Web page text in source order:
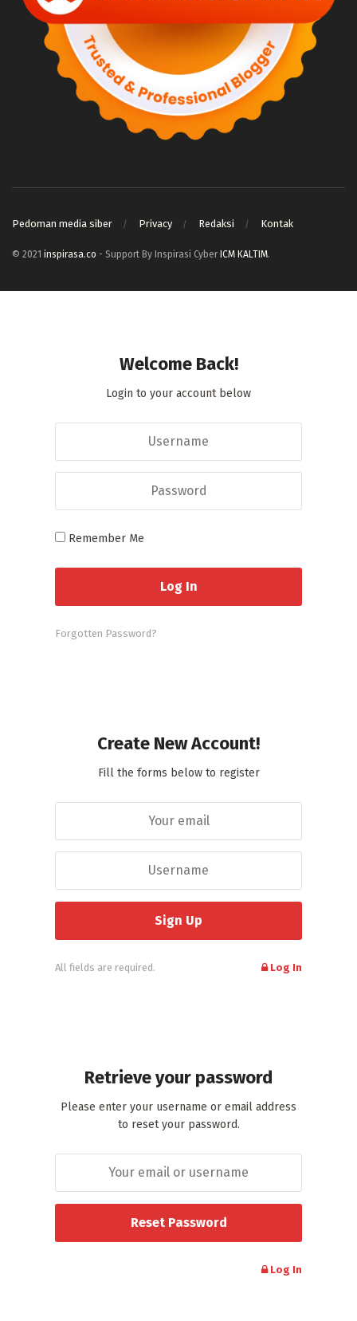
Pedoman media siber Privacy Redaksi Kontak
© 2021 inspirasa.co - Support By Inspirasi Cyber ICM KALTIM.
Welcome Back!
Login to your account below
Remember Me
Forgotten Password?
Create New Account!
Fill the forms below to register
All fields are required. Log In
Retrieve your password
Please enter your username or email address
to reset your password.
Log In